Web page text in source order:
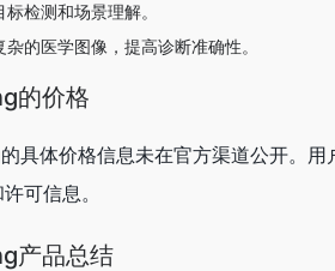
标检测和场景理解。
杂的医学图像，提高诊断准确性。
的价格
具体价格信息未在官方渠道公开。
可信息。
产品总结